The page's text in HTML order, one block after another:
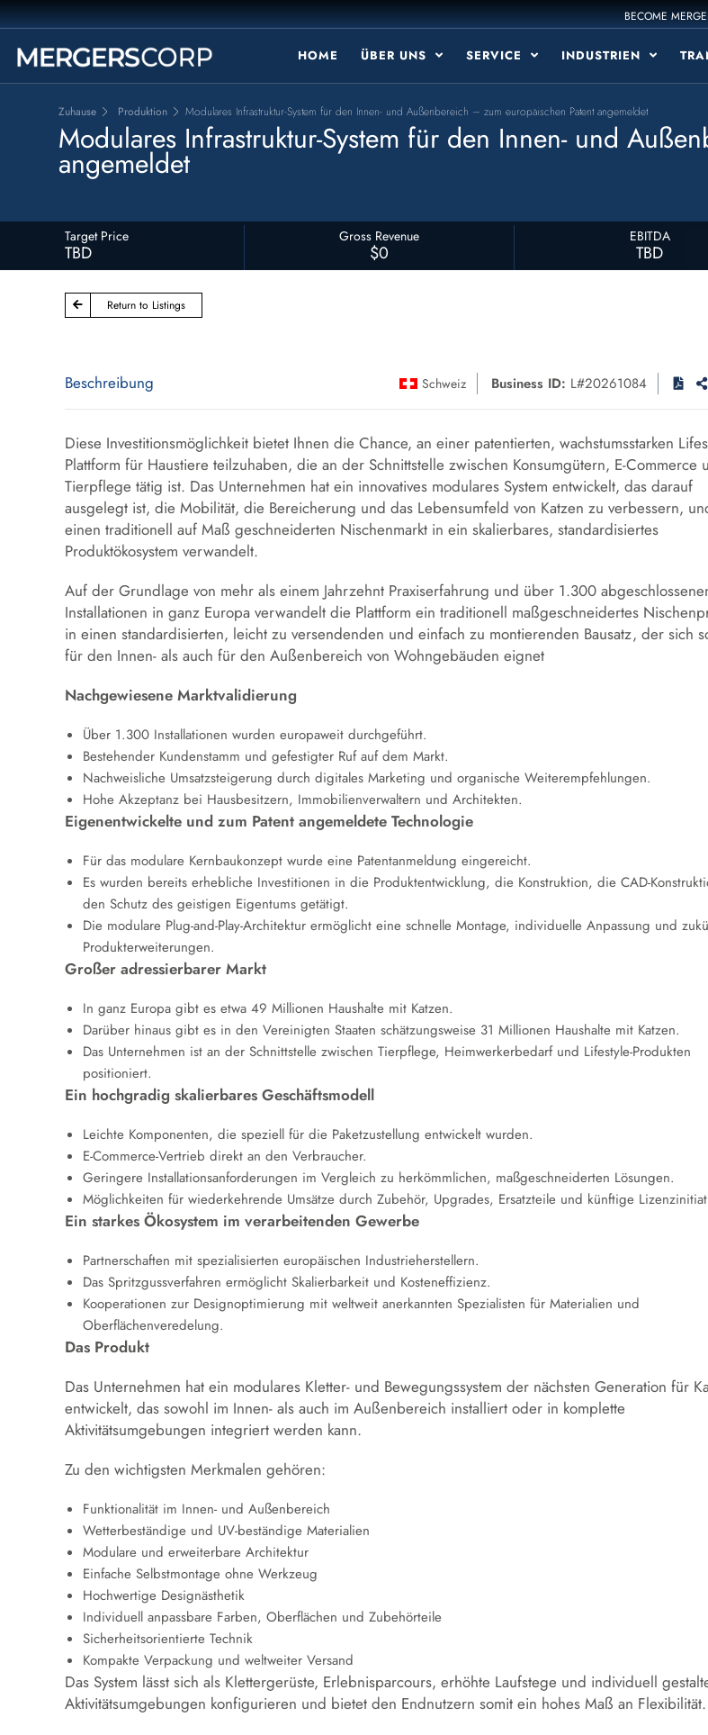
BECOME
HOME ÜBER UNS SERVICE INDUSTRIEN
Zuhause Produktion Modulares Infrastruktur-System für den Innen- und Außenbereich – zum europäischen Patent angemeldet
Modulares Infrastruktur-System für den Innen- und
angemeldet
Target Price
TBD
Gross Revenue
$0
EBITDA
TBD
Return to Listings
Beschreibung Schweiz Business ID: L#20261084
Diese Investitionsmöglichkeit bietet Ihnen die Chance, an einer patentierten, wachstumsstarken
Plattform für Haustiere teilzuhaben, die an der Schnittstelle zwischen Konsumgütern, E-Commerce
Tierpflege tätig ist. Das Unternehmen hat ein innovatives modulares System entwickelt, das darauf
ausgelegt ist, die Mobilität, die Bereicherung und das Lebensumfeld von Katzen zu verbessern,
einen traditionell auf Maß geschneiderten Nischenmarkt in ein skalierbares, standardisiertes
Produktökosystem verwandelt.
Auf der Grundlage von mehr als einem Jahrzehnt Praxiserfahrung und über 1.300
Installationen in ganz Europa verwandelt die Plattform ein traditionell maßgeschneidertes
in einen standardisierten, leicht zu versendenden und einfach zu montierenden Bausatz, der sich
für den Innen- als auch für den Außenbereich von Wohngebäuden eignet
Nachgewiesene Marktvalidierung
Über 1.300 Installationen wurden europaweit durchgeführt.
Bestehender Kundenstamm und gefestigter Ruf auf dem Markt.
Nachweisliche Umsatzsteigerung durch digitales Marketing und organische Weiterempfehlungen.
Hohe Akzeptanz bei Hausbesitzern, Immobilienverwaltern und Architekten.
Eigenentwickelte und zum Patent angemeldete Technologie
Für das modulare Kernbaukonzept wurde eine Patentanmeldung eingereicht.
Es wurden bereits erhebliche Investitionen in die Produktentwicklung, die Konstruktion, die CAD-
den Schutz des geistigen Eigentums getätigt.
Die modulare Plug-and-Play-Architektur ermöglicht eine schnelle Montage, individuelle Anpassung und
Produkterweiterungen.
Großer adressierbarer Markt
In ganz Europa gibt es etwa 49 Millionen Haushalte mit Katzen.
Darüber hinaus gibt es in den Vereinigten Staaten schätzungsweise 31 Millionen Haushalte mit Katzen.
Das Unternehmen ist an der Schnittstelle zwischen Tierpflege, Heimwerkerbedarf und Lifestyle-Produkten
positioniert.
Ein hochgradig skalierbares Geschäftsmodell
Leichte Komponenten, die speziell für die Paketzustellung entwickelt wurden.
E-Commerce-Vertrieb direkt an den Verbraucher.
Geringere Installationsanforderungen im Vergleich zu herkömmlichen, maßgeschneiderten Lösungen.
Möglichkeiten für wiederkehrende Umsätze durch Zubehör, Upgrades, Ersatzteile und künftige
Ein starkes Ökosystem im verarbeitenden Gewerbe
Partnerschaften mit spezialisierten europäischen Industrieherstellern.
Das Spritzgussverfahren ermöglicht Skalierbarkeit und Kosteneffizienz.
Kooperationen zur Designoptimierung mit weltweit anerkannten Spezialisten für Materialien und
Oberflächenveredelung.
Das Produkt
Das Unternehmen hat ein modulares Kletter- und Bewegungssystem der nächsten Generation für
entwickelt, das sowohl im Innen- als auch im Außenbereich installiert oder in komplette
Aktivitätsumgebungen integriert werden kann.
Zu den wichtigsten Merkmalen gehören:
Funktionalität im Innen- und Außenbereich
Wetterbeständige und UV-beständige Materialien
Modulare und erweiterbare Architektur
Einfache Selbstmontage ohne Werkzeug
Hochwertige Designästhetik
Individuell anpassbare Farben, Oberflächen und Zubehörteile
Sicherheitsorientierte Technik
Kompakte Verpackung und weltweiter Versand
Das System lässt sich als Klettergerüste, Erlebnisparcours, erhöhte Laufstege und individuell
Aktivitätsumgebungen konfigurieren und bietet den Endnutzern somit ein hohes Maß an Flexibilität.